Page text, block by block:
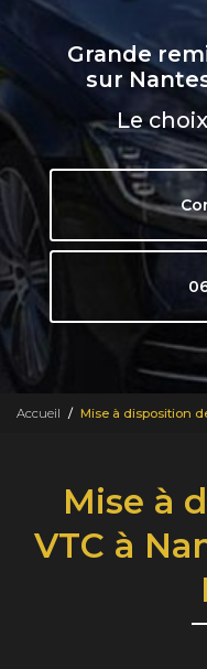
Grande
sur
Le
Accueil Mise à disposition
Mise à
VTC à